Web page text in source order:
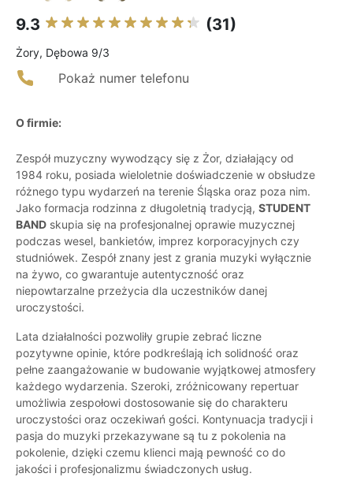
9.3 (31)
Żory, Dębowa 9/3
Pokaż numer telefonu
O firmie:
Zespół muzyczny wywodzący się z Żor, działający od
1984 roku, posiada wieloletnie doświadczenie w obsłudze
różnego typu wydarzeń na terenie Śląska oraz poza nim.
Jako formacja rodzinna z długoletnią tradycją, STUDENT
BAND skupia się na profesjonalnej oprawie muzycznej
podczas wesel, bankietów, imprez korporacyjnych czy
studniówek. Zespół znany jest z grania muzyki wyłącznie
na żywo, co gwarantuje autentyczność oraz
niepowtarzalne przeżycia dla uczestników danej
uroczystości.
Lata działalności pozwoliły grupie zebrać liczne
pozytywne opinie, które podkreślają ich solidność oraz
pełne zaangażowanie w budowanie wyjątkowej atmosfery
każdego wydarzenia. Szeroki, zróżnicowany repertuar
umożliwia zespołowi dostosowanie się do charakteru
uroczystości oraz oczekiwań gości. Kontynuacja tradycji i
pasja do muzyki przekazywane są tu z pokolenia na
pokolenie, dzięki czemu klienci mają pewność co do
jakości i profesjonalizmu świadczonych usług.